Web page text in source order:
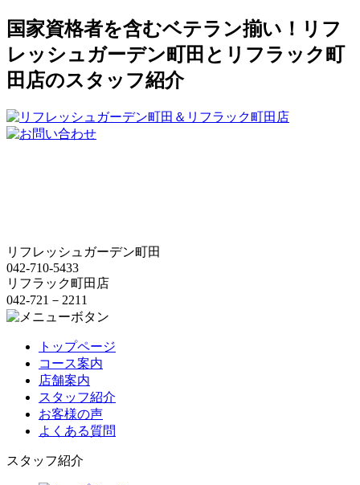
国家資格者を含むベテラン揃い！リフ
レッシュガーデン町田とリフラック町
田店のスタッフ紹介
リフレッシュガーデン町田
042-710-5433
リフラック町田店
042-721－2211
トップページ
コース案内
店舗案内
スタッフ紹介
お客様の声
よくある質問
スタッフ紹介